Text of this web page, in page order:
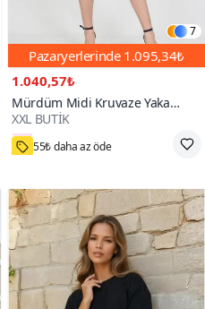
7
Pazaryerlerinde 1.095,34₺
1.040,57₺
Mürdüm Midi Kruvaze Yaka
Bağlama Detaylı Şifon Elbise
XXL BUTİK
3000+
55₺ daha az öde